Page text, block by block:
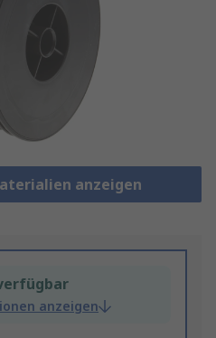
anzeigen
anzeigen